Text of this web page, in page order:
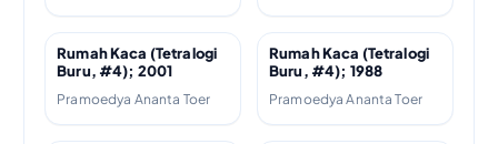
Rumah Kaca (Tetralogi
Buru, #4); 2001
Pramoedya Ananta Toer
Rumah Kaca (Tetralogi
Buru, #4); 1988
Pramoedya Ananta Toer